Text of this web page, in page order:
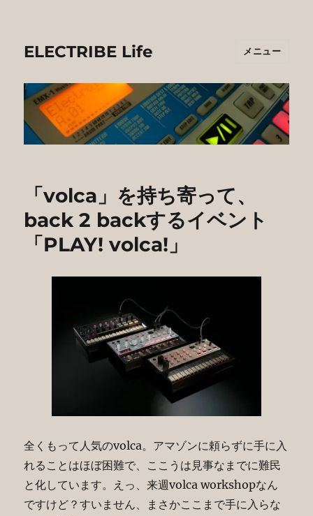
ELECTRIBE Life メニュー
「volca」を持ち寄って、
back 2 backするイベント
「PLAY! volca!」
全くもって人気のvolca。アマゾンに頼らずに手に入
れることはほぼ困難で、ここうは見事なまでに難民
と化しています。えっ、来週volca workshopなん
ですけど？すいません、まさかここまで手に入らな